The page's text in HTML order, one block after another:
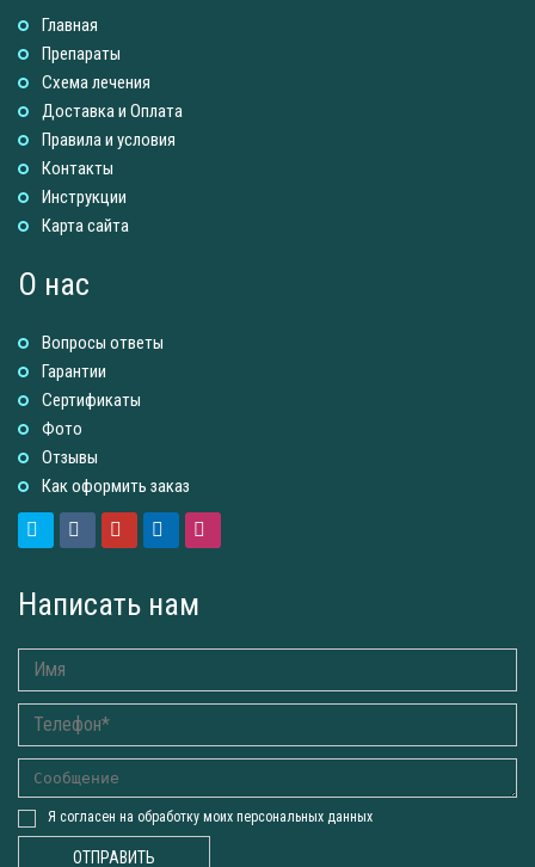
Главная
Препараты
Схема лечения
Доставка и Оплатa
Правила и условия
Контакты
Инструкции
Карта сайта
О нас
Вопросы ответы
Гарантии
Сертификаты
Фото
Отзывы
Как оформить заказ
Написать нам
Я согласен на обработку моих персональных данных
ОТПРАВИТЬ